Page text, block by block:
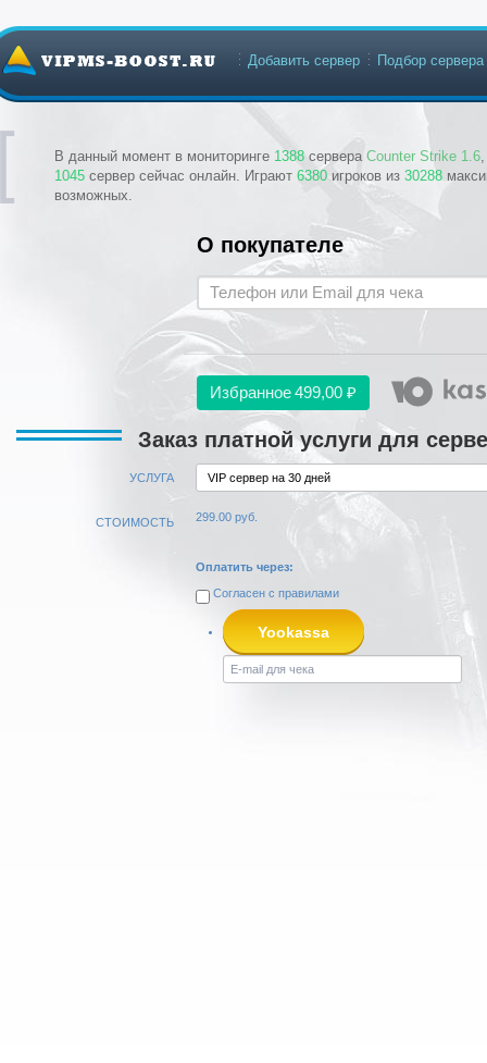
В данный момент в мониторинге 1388 сервера Counter Strike 1.6
1045 сервер сейчас онлайн. Играют 6380 игроков из 30288
возможных.
Добавить сервер Подбор сервера
О покупателе
Избранное499,00 ₽
Заказ платной услуги для
УСЛУГА
СТОИМОСТЬ 299.00 руб.
Оплатить через:
Согласен с правилами
Yookassa